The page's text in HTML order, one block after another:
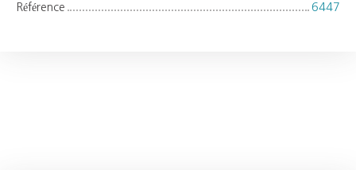
Référence 6447